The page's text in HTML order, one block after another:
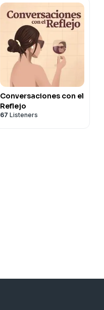
Conversaciones con el
Reflejo
67 Listeners